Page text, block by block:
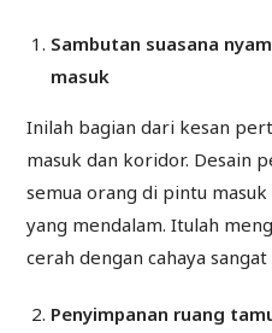
Sambutan suasana
masuk
Inilah bagian dari kesan
masuk dan koridor. Desain
semua orang di pintu
yang mendalam. Itulah
cerah dengan cahaya
Penyimpanan ruang